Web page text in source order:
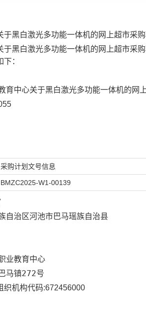
于黑白激光多功能一体机的网上超市采
于黑白激光多功能一体机的网上超市采购
：
育中心关于黑白激光多功能一体机的网
采购计划文号信息
BMZC2025-W1-00139
自治区河池市巴马瑶族自治县
业教育中心
马镇272号
织机构代码:672456000